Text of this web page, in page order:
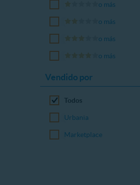
o más
o más
o más
o más
Vendido por
Todos
Urbania
Marketplace